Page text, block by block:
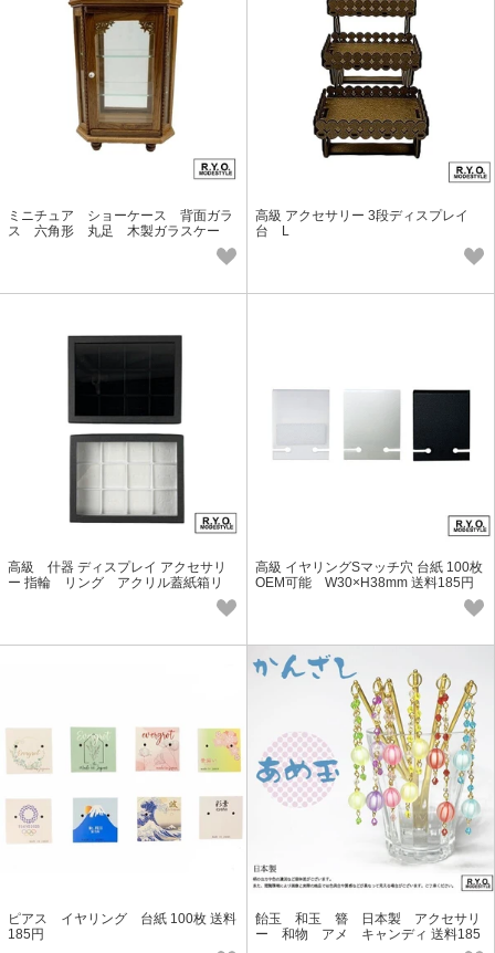
ミニチュア ショーケース 背面ガラ
ス 六角形 丸足 木製ガラスケー
高級 アクセサリー 3段ディスプレイ
台 L
高級 什器 ディスプレイ アクセサリ
ー 指輪 リング アクリル蓋紙箱リ
高級 イヤリングSマッチ穴 台紙 100枚
OEM可能 W30×H38mm 送料185円
ピアス イヤリング 台紙 100枚 送料
185円
飴玉 和玉 簪 日本製 アクセサリ
ー 和物 アメ キャンディ 送料185